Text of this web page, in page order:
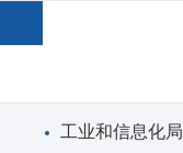
工业和信息化局